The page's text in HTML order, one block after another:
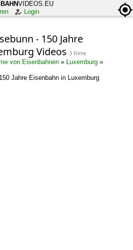
BAHNVIDEOS.EU
Login
- 150 Jahre
Videos 3 Filme
von Eisenbahnen » Luxemburg »
Jahre Eisenbahn in Luxemburg